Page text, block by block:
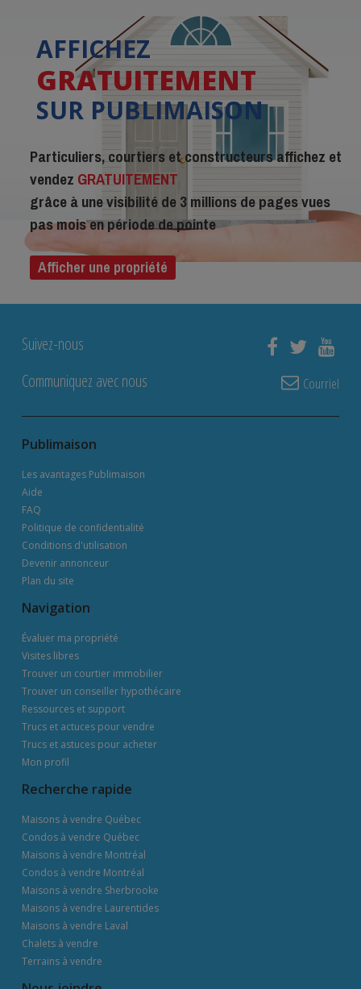
AFFICHEZ
GRATUITEMENT
SUR PUBLIMAISON
Particuliers, courtiers et constructeurs affichez et
vendez GRATUITEMENT
grâce à une visibilité de 3 millions de pages vues
pas mois en période de pointe
Afficher une propriété
Suivez-nous
Communiquez avec nous
Courriel
Publimaison
Les avantages Publimaison
Aide
FAQ
Politique de confidentialité
Conditions d'utilisation
Devenir annonceur
Plan du site
Navigation
Évaluer ma propriété
Visites libres
Trouver un courtier immobilier
Trouver un conseiller hypothécaire
Ressources et support
Trucs et actuces pour vendre
Trucs et astuces pour acheter
Mon profil
Recherche rapide
Maisons à vendre Québec
Condos à vendre Québec
Maisons à vendre Montréal
Condos à vendre Montréal
Maisons à vendre Sherbrooke
Maisons à vendre Laurentides
Maisons à vendre Laval
Chalets à vendre
Terrains à vendre